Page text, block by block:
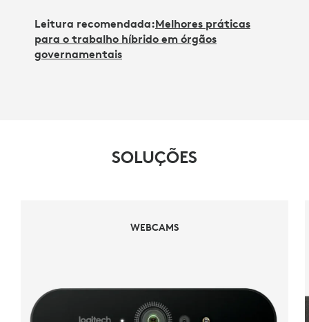
Leitura recomendada:Melhores práticas
para o trabalho híbrido em órgãos
governamentais
SOLUÇÕES
WEBCAMS